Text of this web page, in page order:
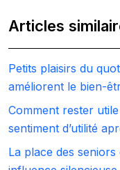
Articles
Petits plaisirs du
améliorent le bien-
Comment rester
sentiment d’utilité
La place des